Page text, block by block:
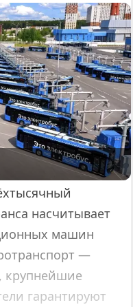
насчитывает
машин
—
крупнейшие
гарантируют